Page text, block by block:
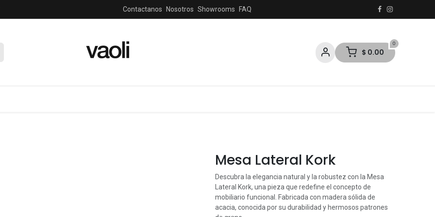
Contactanos Nosotros Showrooms FAQ
0
$ 0.00
Mesa Lateral Kork
Descubra la elegancia natural y la robustez con la Mesa
Lateral Kork, una pieza que redefine el concepto de
mobiliario funcional. Fabricada con madera sólida de
acacia, conocida por su durabilidad y hermosos patrones